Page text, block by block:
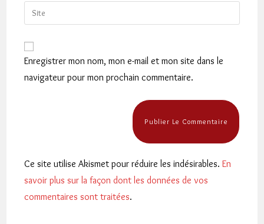
comment
address
Saisir
l’URL
votre
site
(facultatif)
Enregistrer mon nom, mon e-mail et mon site dans le
navigateur pour mon prochain commentaire.
Ce site utilise Akismet pour réduire les indésirables.En
savoir plus sur la façon dont les données de vos
commentaires sont traitées.